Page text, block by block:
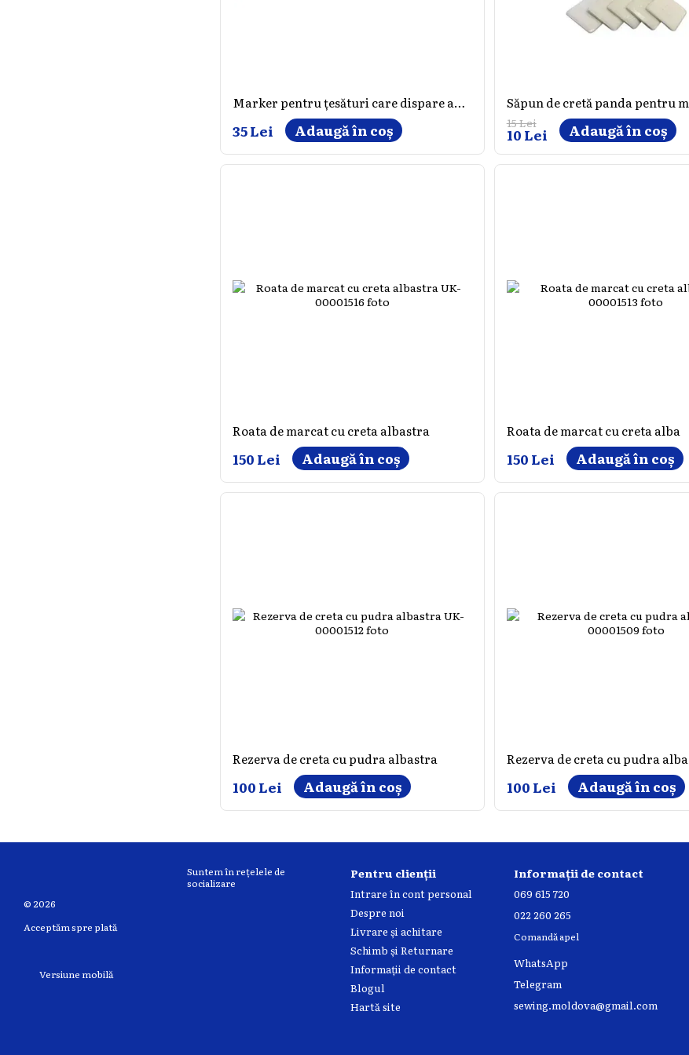
Marker pentru țesături care dispare automat AT10-VP, bicolor
35 Lei Adaugă în coș 15 Lei
10 Lei Adaugă în coș
Roata de marcat cu creta albastra
150 Lei Adaugă în coș
Roata de marcat cu creta alba
150 Lei Adaugă în coș
Rezerva de creta cu pudra albastra
100 Lei Adaugă în coș
Rezerva de creta cu pudra alba
100 Lei Adaugă în coș
© 2026
Acceptăm spre plată
Versiune mobilă
Suntem în rețelele de
socializare
Pentru clienții
Intrare în cont personal
Despre noi
Livrare și achitare
Schimb și Returnare
Informații de contact
Blogul
Hartă site
Informații de contact
069 615 720
022 260 265
Comandă apel
WhatsApp
Telegram
sewing.moldova@gmail.com